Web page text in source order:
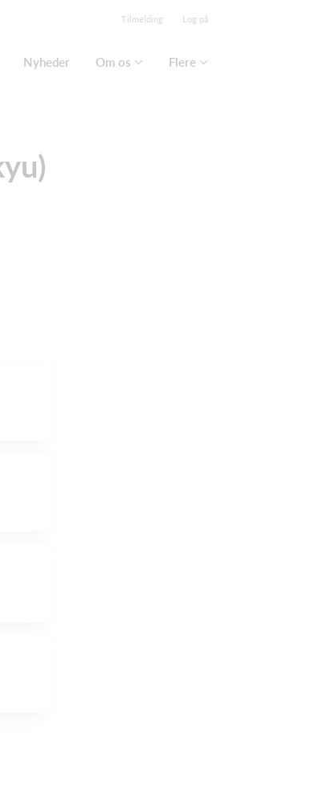
Tilmelding Log på
Nyheder Om os Flere